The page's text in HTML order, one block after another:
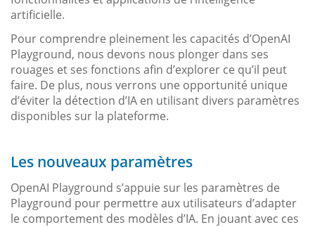
artificielle.
Pour comprendre pleinement les capacités d’OpenAI
Playground, nous devons nous plonger dans ses
rouages et ses fonctions afin d’explorer ce qu’il peut
faire. De plus, nous verrons une opportunité unique
d’éviter la détection d’IA en utilisant divers paramètres
disponibles sur la plateforme.
Les nouveaux paramètres
OpenAI Playground s’appuie sur les paramètres de
Playground pour permettre aux utilisateurs d’adapter
le comportement des modèles d’IA. En jouant avec ces